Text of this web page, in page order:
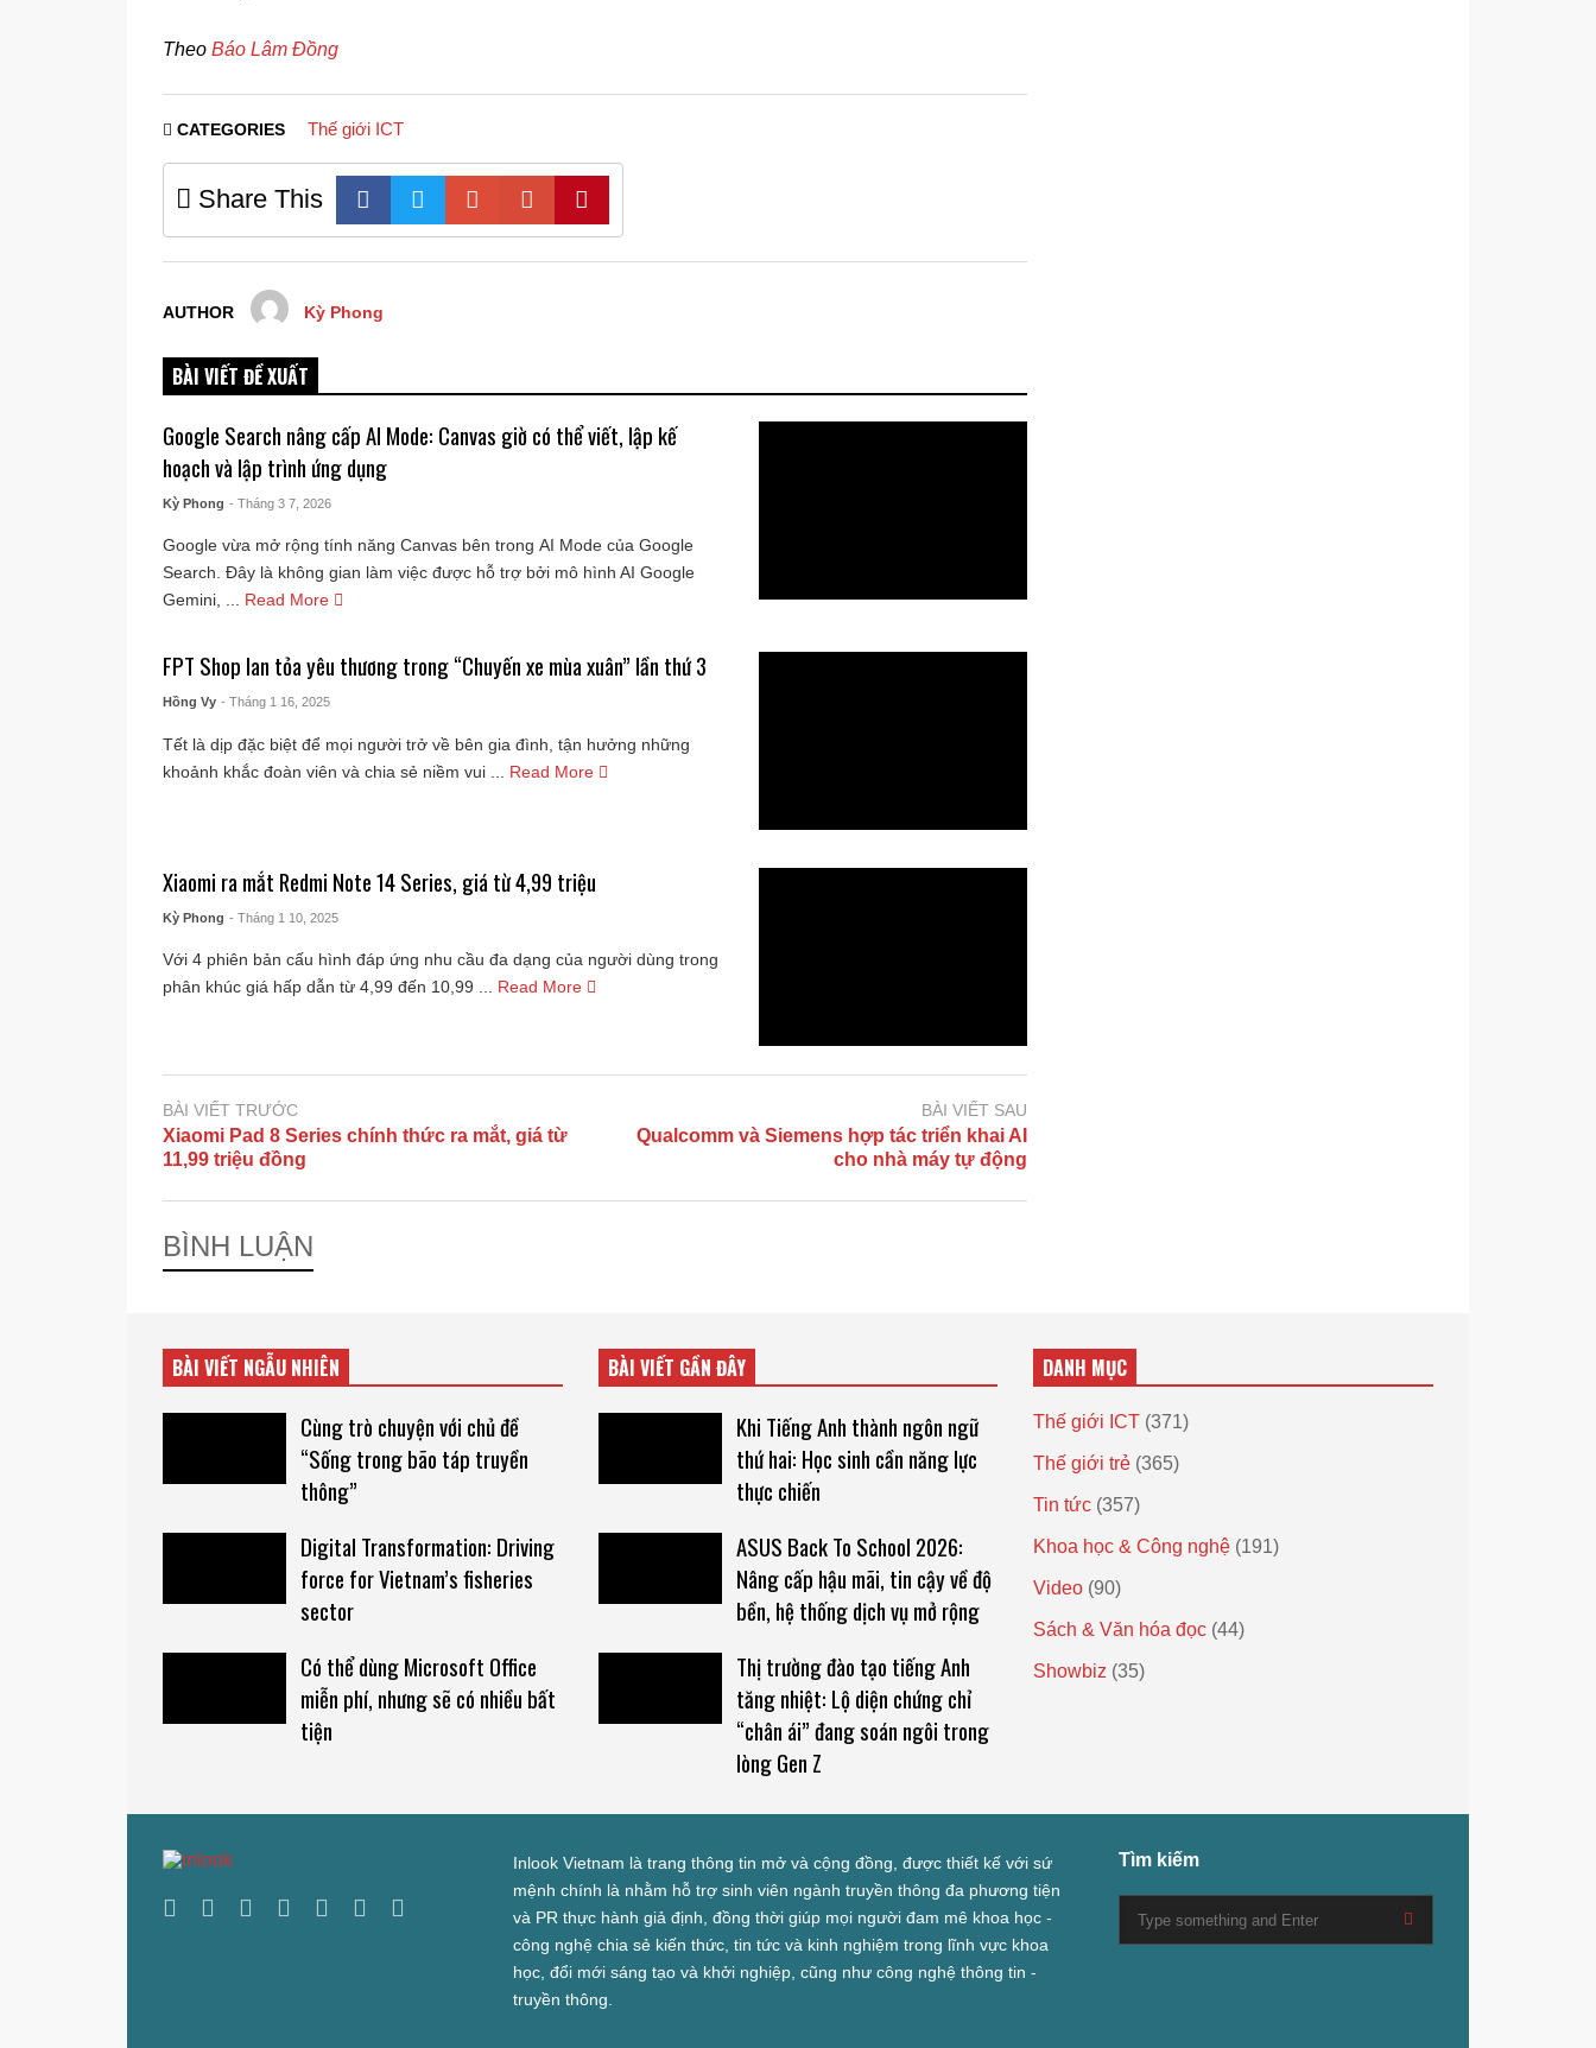
Theo Báo Lâm Đồng
CATEGORIES Thế giới ICT
Share This
AUTHOR Kỳ Phong
BÀI VIẾT ĐỀ XUẤT
Google Search nâng cấp AI Mode: Canvas giờ có thể viết, lập kế
hoạch và lập trình ứng dụng
Kỳ Phong - Tháng 3 7, 2026
Google vừa mở rộng tính năng Canvas bên trong AI Mode của Google
Search. Đây là không gian làm việc được hỗ trợ bởi mô hình AI Google
Gemini, ... Read More
FPT Shop lan tỏa yêu thương trong “Chuyến xe mùa xuân” lần thứ 3
Hồng Vy - Tháng 1 16, 2025
Tết là dịp đặc biệt để mọi người trở về bên gia đình, tận hưởng những
khoảnh khắc đoàn viên và chia sẻ niềm vui ...
Read More
Xiaomi ra mắt Redmi Note 14 Series, giá từ 4,99 triệu
Kỳ Phong - Tháng 1 10, 2025
Với 4 phiên bản cấu hình đáp ứng nhu cầu đa dạng của người dùng trong
phân khúc giá hấp dẫn từ 4,99 đến 10,99 ...
Read More
BÀI VIẾT TRƯỚC
Xiaomi Pad 8 Series chính thức ra mắt, giá từ
11,99 triệu đồng
BÀI VIẾT SAU
Qualcomm và Siemens hợp tác triển khai AI
cho nhà máy tự động
BÌNH LUẬN
BÀI VIẾT NGẪU NHIÊN
Cùng trò chuyện với chủ đề
“Sống trong bão táp truyền
thông”
Digital Transformation: Driving
force for Vietnam’s fisheries
sector
Có thể dùng Microsoft Office
miễn phí, nhưng sẽ có nhiều bất
tiện
BÀI VIẾT GẦN ĐÂY
Khi Tiếng Anh thành ngôn ngữ
thứ hai: Học sinh cần năng lực
thực chiến
ASUS Back To School 2026:
Nâng cấp hậu mãi, tin cậy về độ
bền, hệ thống dịch vụ mở rộng
Thị trường đào tạo tiếng Anh
tăng nhiệt: Lộ diện chứng chỉ
“chân ái” đang soán ngôi trong
lòng Gen Z
DANH MỤC
Thế giới ICT (371)
Thế giới trẻ (365)
Tin tức (357)
Khoa học & Công nghệ (191)
Video (90)
Sách & Văn hóa đọc (44)
Showbiz (35)
Inlook Vietnam là trang thông tin mở và cộng đồng, được thiết kế với sứ
mệnh chính là nhằm hỗ trợ sinh viên ngành truyền thông đa phương tiện
và PR thực hành giả định, đồng thời giúp mọi người đam mê khoa học -
công nghệ chia sẻ kiến thức, tin tức và kinh nghiệm trong lĩnh vực khoa
học, đổi mới sáng tạo và khởi nghiệp, cũng như công nghệ thông tin -
truyền thông.
Tìm kiếm